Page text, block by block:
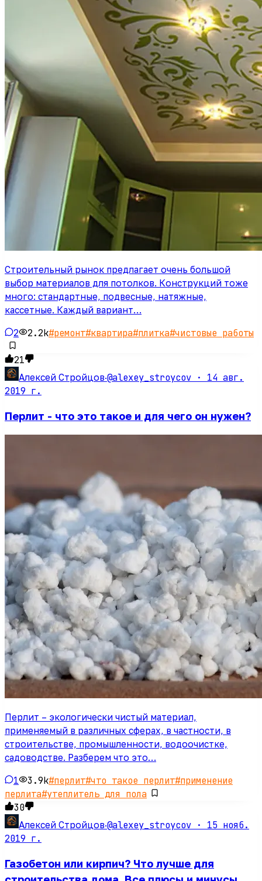
Строительный рынок предлагает очень большой
выбор материалов для потолков. Конструкций тоже
много: стандартные, подвесные, натяжные,
кассетные. Каждый вариант…
2 2.2k#ремонт#квартира#плитка#чистовые работы
21
Алексей Стройцов·@alexey_stroycov · 14 авг.
2019 г.
Перлит - что это такое и для чего он нужен?
Перлит – экологически чистый материал,
применяемый в различных сферах, в частности, в
строительстве, промышленности, водоочистке,
садоводстве. Разберем что это…
1 3.9k#перлит#что такое перлит#применение
перлита#утеплитель для пола
30
Алексей Стройцов·@alexey_stroycov · 15 нояб.
2019 г.
Газобетон или кирпич? Что лучше для